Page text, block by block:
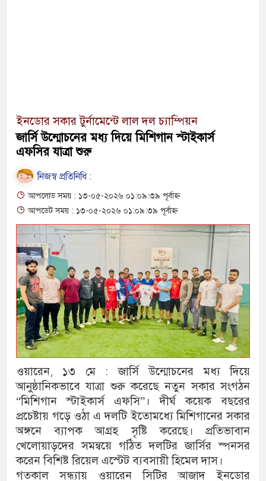
ইনডোর সকার টুর্নামেন্টে লাল দল চ্যাম্পিয়ন
জার্সি উন্মোচনের মধ্য দিয়ে মিশিগান স্টাইকার্স
এফসির যাত্রা শুরু
নিজস্ব প্রতিনিধি :
আপলোড সময় : ১৩-০৫-২০২৬ ০১:০৯:৩৯ পূর্বাহ্ন
আপডেট সময় : ১৩-০৫-২০২৬ ০১:০৯:৩৯ পূর্বাহ্ন
ওয়ারেন, ১৩ মে : জার্সি উন্মোচনের মধ্য দিয়ে
আনুষ্ঠানিকভাবে যাত্রা শুরু করেছে নতুন সকার সংগঠন
“মিশিগান স্টাইকার্স এফসি”। দীর্ঘ কয়েক বছরের
প্রচেষ্টায় গড়ে ওঠা এ দলটি ইতোমধ্যে মিশিগানের সকার
অঙ্গনে ব্যাপক আগ্রহ সৃষ্টি করেছে। প্রতিভাবান
খেলোয়াড়দের সমন্বয়ে গঠিত দলটির জার্সির স্পনসর
করেন বিশিষ্ট রিয়েল এস্টেট ব্যবসায়ী হিমেল দাস।
গতকাল সন্ধ্যায় ওয়ারেন সিটির আজাদ ইনডোর